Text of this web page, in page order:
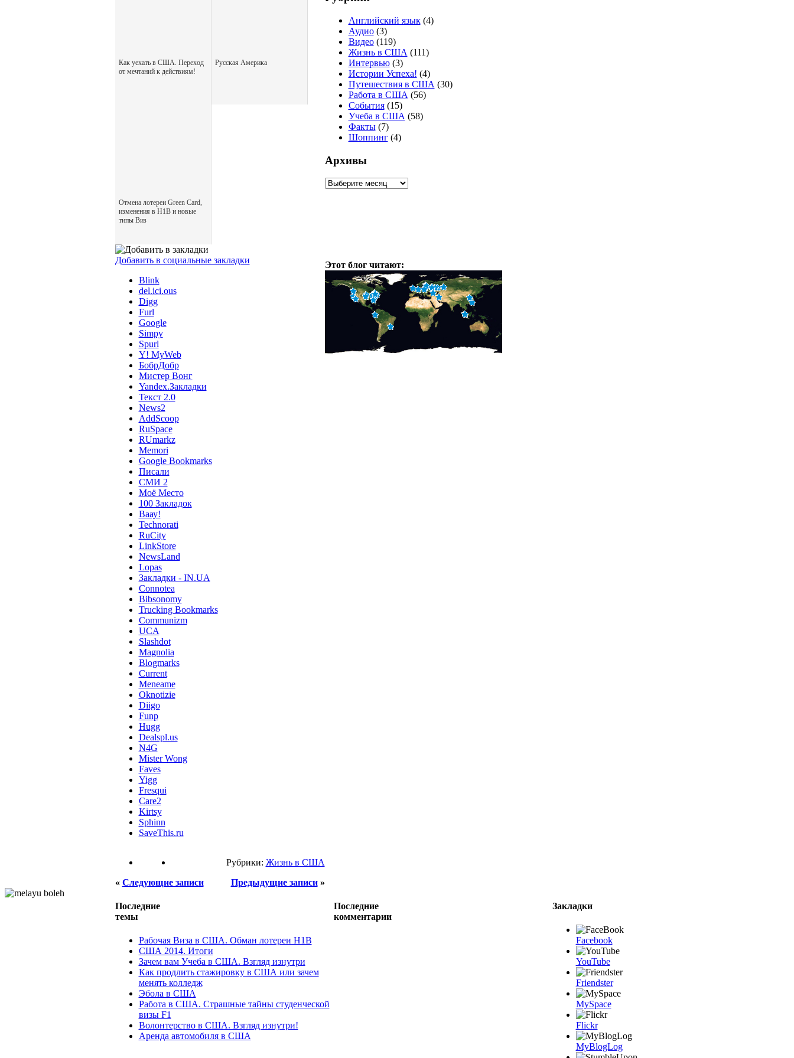
Как уехать в США. Переход
от мечтаний к действиям!
Русская Америка
Отмена лотереи Green Card,
изменения в H1B и новые
типы Виз
Добавить в социальные закладки
Blink
del.ici.ous
Digg
Furl
Google
Simpy
Spurl
Y! MyWeb
БобрДобр
Мистер Вонг
Yandex.Закладки
Текст 2.0
News2
AddScoop
RuSpace
RUmarkz
Memori
Google Bookmarks
Писали
СМИ 2
Моё Место
100 Закладок
Ваау!
Technorati
RuCity
LinkStore
NewsLand
Lopas
Закладки - IN.UA
Connotea
Bibsonomy
Trucking Bookmarks
Communizm
UCA
Slashdot
Magnolia
Blogmarks
Current
Meneame
Oknotizie
Diigo
Funp
Hugg
Dealspl.us
N4G
Mister Wong
Faves
Yigg
Fresqui
Care2
Kirtsy
Sphinn
SaveThis.ru
Рубрики: Жизнь в США
« Следующие записи Предыдущие записи»
Английский язык(4)
Аудио(3)
Видео(119)
Жизнь в США (111)
Интервью(3)
Истории Успеха! (4)
Путешествия в США (30)
Работа в США (56)
События(15)
Учеба в США (58)
Факты(7)
Шоппинг(4)
Архивы
Этот блог читают:
Последние
темы
Рабочая Виза в США. Обман лотереи H1B
США 2014. Итоги
Зачем вам Учеба в США. Взгляд изнутри
Как продлить стажировку в США или зачем
менять колледж
Эбола в США
Работа в США. Страшные тайны студенческой
визы F1
Волонтерство в США. Взгляд изнутри!
Аренда автомобиля в США
Последние
комментарии
Закладки
Facebook
YouTube
Friendster
MySpace
Flickr
MyBlogLog